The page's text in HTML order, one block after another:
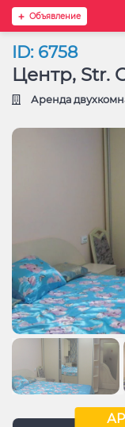
Oбъявление
ID: 6758
Центр, Str.
Аренда